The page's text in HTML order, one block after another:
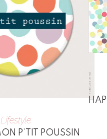
Lifestyle
P’TIT POUSSIN